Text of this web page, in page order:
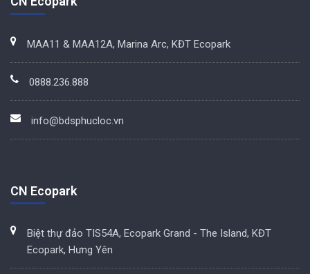
MAA11 & MAA12A, Marina Arc, KĐT Ecopark
0888.236.888
info@bdsphucloc.vn
CN Ecopark
Biệt thự đảo TIS54A, Ecopark Grand - The Island, KĐT
Ecopark, Hưng Yên